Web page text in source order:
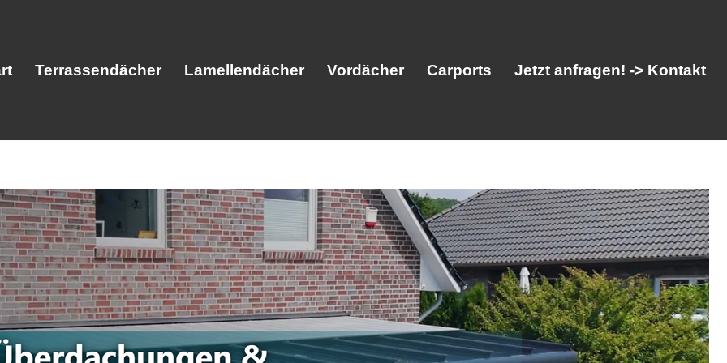
Terrassendächer Lamellendächer Vordächer Carports Jetzt anfragen! -> Kontakt